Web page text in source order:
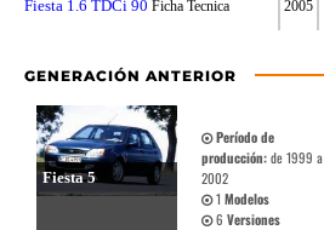
Fiesta 1.6 TDCi 90 Ficha Tecnica 2005
GENERACIÓN ANTERIOR
Fiesta 5
Período de
producción:de 1999 a
2002
1 Modelos
6 Versiones